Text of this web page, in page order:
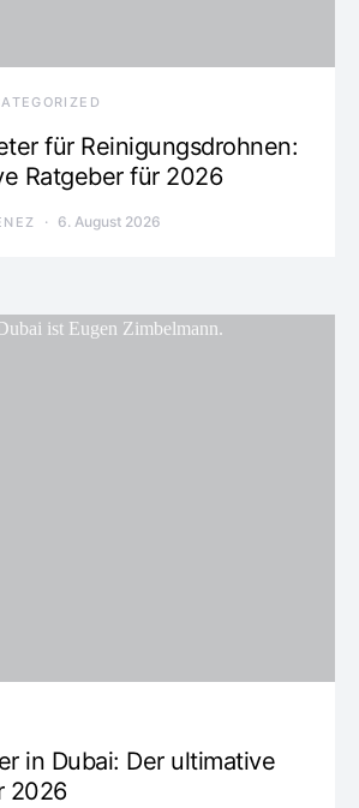
für Reinigungsdrohnen:
Ratgeber für 2026
6. August 2026
in Dubai: Der ultimative
2026